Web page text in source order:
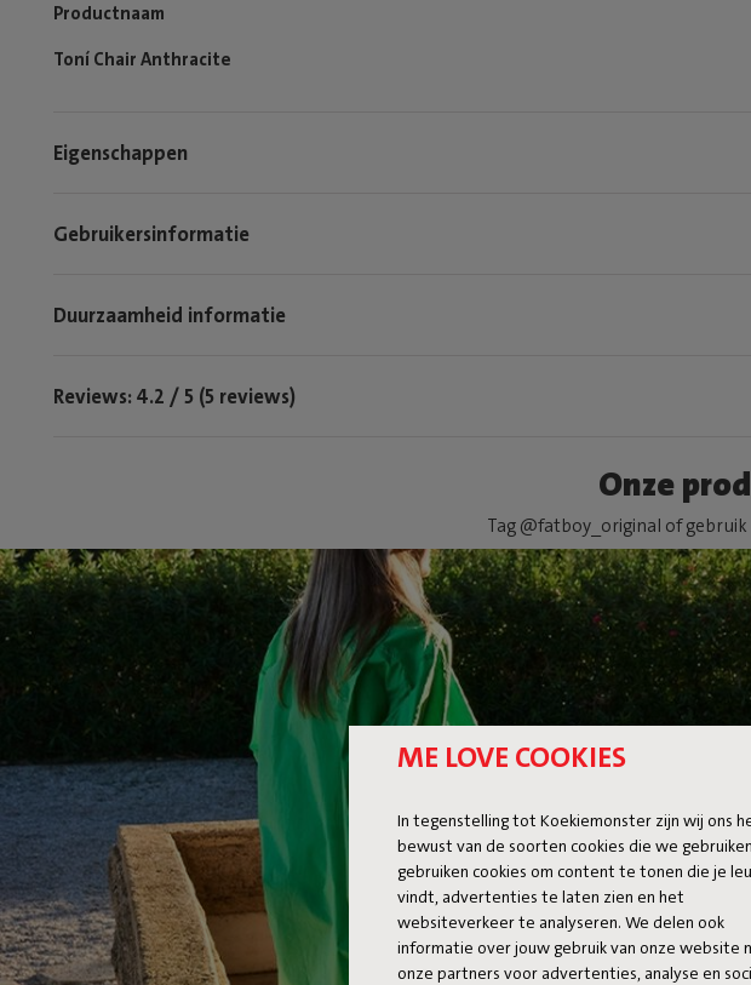
ME LOVE COOKIES
In tegenstelling tot Koekiemonster zijn wij ons
bewust van de soorten cookies die we
gebruiken cookies om content te tonen die je
vindt, advertenties te laten zien en het
websiteverkeer te analyseren. We delen ook
informatie over jouw gebruik van onze website
onze partners voor advertenties, analyse en
Productnaam
Toní Chair Anthracite
Eigenschappen
Gebruikersinformatie
Duurzaamheid informatie
Reviews: 4.2 / 5 (5 reviews)
Onze
Tag @fatboy_original of